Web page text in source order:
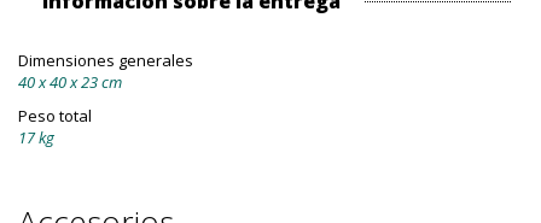
Dimensiones generales
40 x 40 x 23 cm
Peso total
17 kg